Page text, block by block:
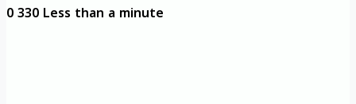
0330Less than a minute